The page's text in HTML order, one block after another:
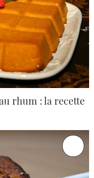
rhum : la recette